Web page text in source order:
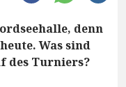
denn
Was sind
des Turniers?